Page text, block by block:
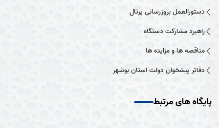
دستورالعمل بروزرسانی پرتال
راهبرد مشارکت دستگاه
مناقصه ها و مزایده ها
دفاتر پیشخوان دولت استان بوشهر
پایگاه های مرتبط